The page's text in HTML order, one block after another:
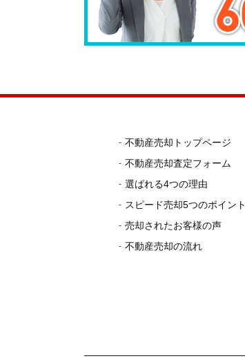
不動産売却トップページ
不動産売却査定フォーム
選ばれる4つの理由
スピード売却5つのポイント
売却されたお客様の声
不動産売却の流れ